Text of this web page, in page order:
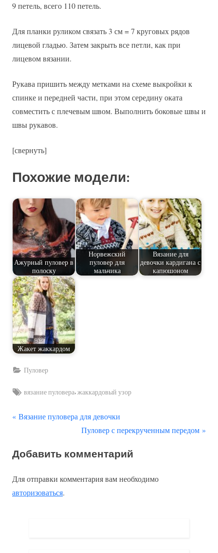
9 петель, всего 110 петель.
Для планки руликом связать 3 см = 7 круговых рядов
лицевой гладью. Затем закрыть все петли, как при
лицевом вязании.
Рукава пришить между метками на схеме выкройки к
спинке и передней части, при этом середину оката
совместить с плечевым швом. Выполнить боковые швы и
швы рукавов.
[свернуть]
Похожие модели:
Ажурный пуловер в
полоску
Норвежский
пуловер для
мальчика
Вязание для
девочки кардигана с
капюшоном
Жакет жаккардом
Пуловер
Tags:
вязание пуловера,жаккардовый узор
Навигация
записям
П
д
д
у
Вязание пуловера для девочки
С
е
у
Пуловер с перекрученным передом
Добавить комментарий
Для отправки комментария вам необходимо
авторизоваться.